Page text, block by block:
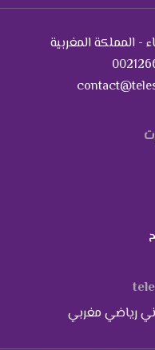
- المملكة المغربية
رياضي مغربي